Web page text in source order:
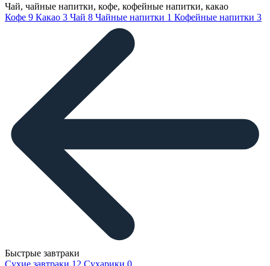
Чай, чайные напитки, кофе, кофейные напитки, какао
Кофе 9 Какао 3 Чай 8 Чайные напитки 1 Кофейные напитки 3
Быстрые завтраки
Сухие завтраки 12 Сухарики 0